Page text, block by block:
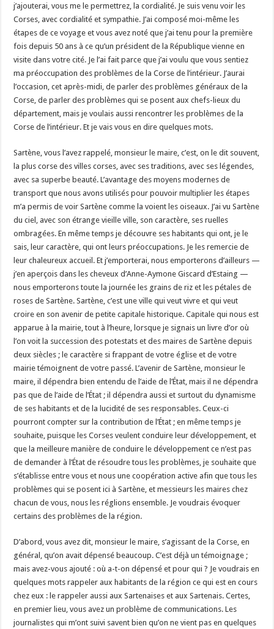
j’ajouterai, vous me le permettrez, la cordialité. Je suis venu voir les
Corses, avec cordialité et sympathie. J’ai composé moi-même les
étapes de ce voyage et vous avez noté que j’ai tenu pour la première
fois depuis 50 ans à ce qu’un président de la République vienne en
visite dans votre cité. Je l’ai fait parce que j’ai voulu que vous sentiez
ma préoccupation des problèmes de la Corse de l’intérieur. J’aurai
l’occasion, cet après-midi, de parler des problèmes généraux de la
Corse, de parler des problèmes qui se posent aux chefs-lieux du
département, mais je voulais aussi rencontrer les problèmes de la
Corse de l’intérieur. Et je vais vous en dire quelques mots.
Sartène, vous l’avez rappelé, monsieur le maire, c’est, on le dit souvent,
la plus corse des villes corses, avec ses traditions, avec ses légendes,
avec sa superbe beauté. L’avantage des moyens modernes de
transport que nous avons utilisés pour pouvoir multiplier les étapes
m’a permis de voir Sartène comme la voient les oiseaux. J’ai vu Sartène
du ciel, avec son étrange vieille ville, son caractère, ses ruelles
ombragées. En même temps je découvre ses habitants qui ont, je le
sais, leur caractère, qui ont leurs préoccupations. Je les remercie de
leur chaleureux accueil. Et j’emporterai, nous emporterons d’ailleurs —
j’en aperçois dans les cheveux d’Anne-Aymone Giscard d’Estaing —
nous emporterons toute la journée les grains de riz et les pétales de
roses de Sartène. Sartène, c’est une ville qui veut vivre et qui veut
croire en son avenir de petite capitale historique. Capitale qui nous est
apparue à la mairie, tout à l’heure, lorsque je signais un livre d’or où
l’on voit la succession des potestats et des maires de Sartène depuis
deux siècles ; le caractère si frappant de votre église et de votre
mairie témoignent de votre passé. L’avenir de Sartène, monsieur le
maire, il dépendra bien entendu de l’aide de l’État, mais il ne dépendra
pas que de l’aide de l’État ; il dépendra aussi et surtout du dynamisme
de ses habitants et de la lucidité de ses responsables. Ceux-ci
pourront compter sur la contribution de l’État ; en même temps je
souhaite, puisque les Corses veulent conduire leur développement, et
que la meilleure manière de conduire le développement ce n’est pas
de demander à l’État de résoudre tous les problèmes, je souhaite que
s’établisse entre vous et nous une coopération active afin que tous les
problèmes qui se posent ici à Sartène, et messieurs les maires chez
chacun de vous, nous les réglions ensemble. Je voudrais évoquer
certains des problèmes de la région.
D’abord, vous avez dit, monsieur le maire, s’agissant de la Corse, en
général, qu’on avait dépensé beaucoup. C’est déjà un témoignage ;
mais avez-vous ajouté : où a-t-on dépensé et pour qui ? Je voudrais en
quelques mots rappeler aux habitants de la région ce qui est en cours
chez eux : le rappeler aussi aux Sartenaises et aux Sartenais. Certes,
en premier lieu, vous avez un problème de communications. Les
journalistes qui m’ont suivi savent bien qu’on ne vient pas en quelques